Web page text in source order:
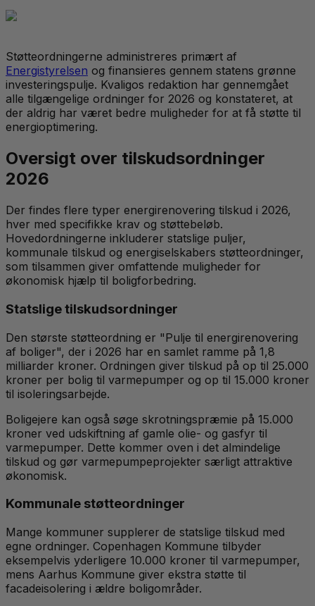
Støtteordningerne administreres primært af
Energistyrelsen og finansieres gennem statens grønne
investeringspulje. Kvaligos redaktion har gennemgået
alle tilgængelige ordninger for 2026 og konstateret, at
der aldrig har været bedre muligheder for at få støtte til
energioptimering.
Oversigt over tilskudsordninger
2026
Der findes flere typer energirenovering tilskud i 2026,
hver med specifikke krav og støttebeløb.
Hovedordningerne inkluderer statslige puljer,
kommunale tilskud og energiselskabers støtteordninger,
som tilsammen giver omfattende muligheder for
økonomisk hjælp til boligforbedring.
Statslige tilskudsordninger
Den største støtteordning er "Pulje til energirenovering
af boliger", der i 2026 har en samlet ramme på 1,8
milliarder kroner. Ordningen giver tilskud på op til 25.000
kroner per bolig til varmepumper og op til 15.000 kroner
til isoleringsarbejde.
Boligejere kan også søge skrotningspræmie på 15.000
kroner ved udskiftning af gamle olie- og gasfyr til
varmepumper. Dette kommer oven i det almindelige
tilskud og gør varmepumpeprojekter særligt attraktive
økonomisk.
Kommunale støtteordninger
Mange kommuner supplerer de statslige tilskud med
egne ordninger. Copenhagen Kommune tilbyder
eksempelvis yderligere 10.000 kroner til varmepumper,
mens Aarhus Kommune giver ekstra støtte til
facadeisolering i ældre boligområder.